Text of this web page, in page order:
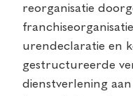
reorganisatie
urendeclaratie en
gestructureerde
dienstverlening